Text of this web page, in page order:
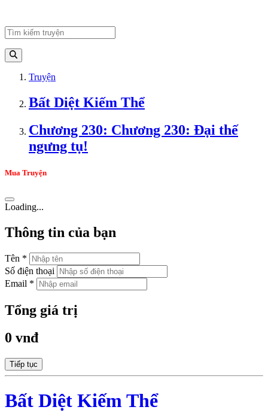
Truyện
Bất Diệt Kiếm Thể
Chương 230: Chương 230: Đại thế
ngưng tụ!
Mua Truyện
Loading...
Thông tin của bạn
Tên *
Số điện thoại
Email *
Tổng giá trị
0 vnđ
Tiếp tục
Bất Diệt Kiếm Thể